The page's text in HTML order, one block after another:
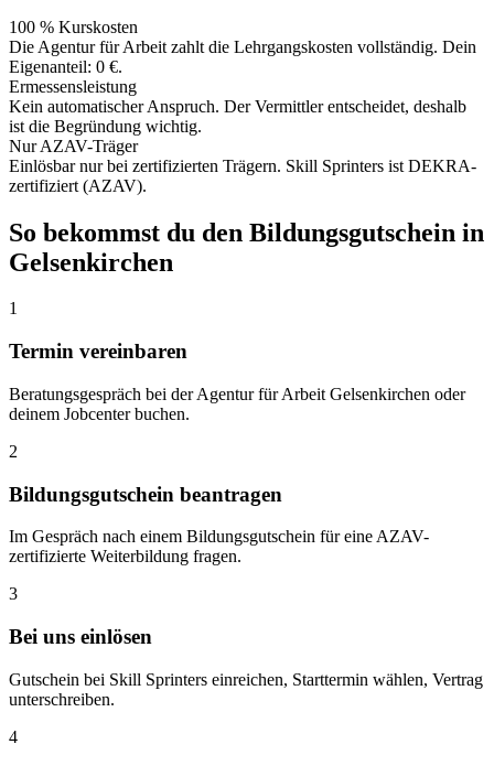
100 % Kurskosten
Die Agentur für Arbeit zahlt die Lehrgangskosten vollständig. Dein
Eigenanteil: 0 €.
Ermessensleistung
Kein automatischer Anspruch. Der Vermittler entscheidet, deshalb
ist die Begründung wichtig.
Nur AZAV-Träger
Einlösbar nur bei zertifizierten Trägern. Skill Sprinters ist DEKRA-
zertifiziert (AZAV).
So bekommst du den Bildungsgutschein in
Gelsenkirchen
1
Termin vereinbaren
Beratungsgespräch bei der Agentur für Arbeit Gelsenkirchen oder
deinem Jobcenter buchen.
2
Bildungsgutschein beantragen
Im Gespräch nach einem Bildungsgutschein für eine AZAV-
zertifizierte Weiterbildung fragen.
3
Bei uns einlösen
Gutschein bei Skill Sprinters einreichen, Starttermin wählen, Vertrag
unterschreiben.
4